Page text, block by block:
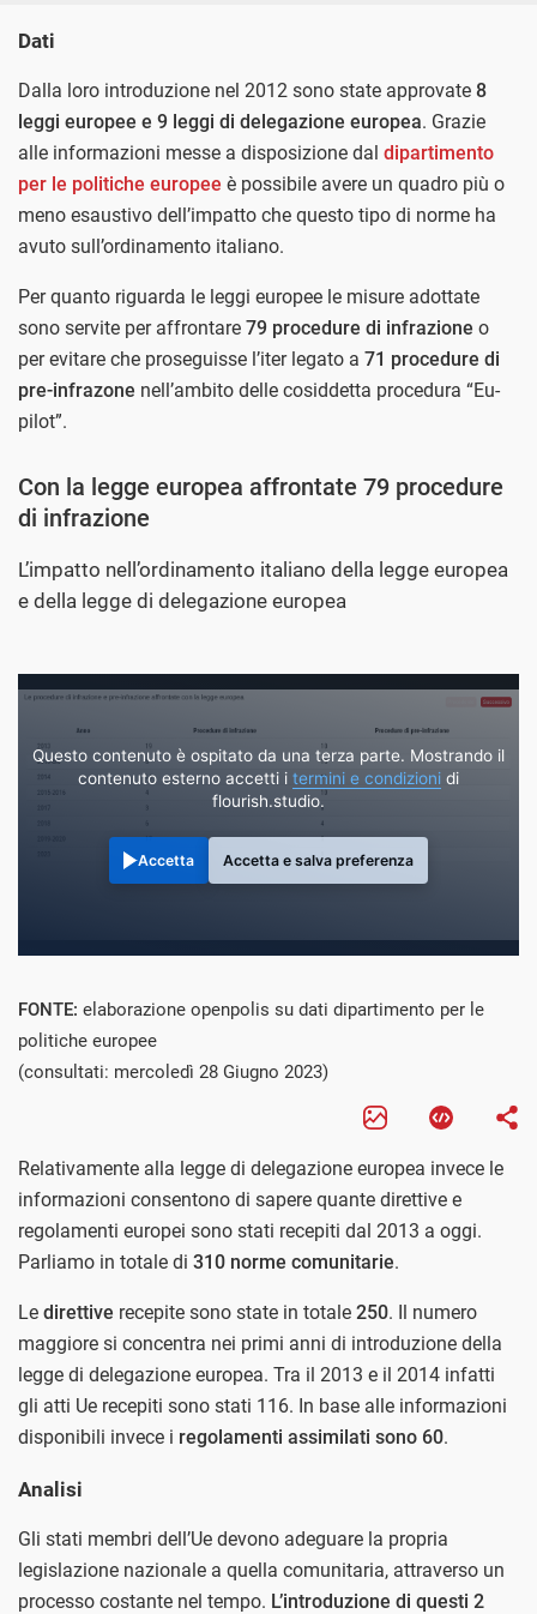
Dati
Dalla loro introduzione nel 2012 sono state approvate 8
leggi europee e 9 leggi di delegazione europea. Grazie
alle informazioni messe a disposizione dal dipartimento
per le politiche europee è possibile avere un quadro più o
meno esaustivo dell’impatto che questo tipo di norme ha
avuto sull’ordinamento italiano.
Per quanto riguarda le leggi europee le misure adottate
sono servite per affrontare 79 procedure di infrazione o
per evitare che proseguisse l’iter legato a 71 procedure di
pre-infrazone nell’ambito delle cosiddetta procedura “Eu-
pilot”.
Con la legge europea affrontate 79 procedure
di infrazione
L’impatto nell’ordinamento italiano della legge europea
e della legge di delegazione europea
Questo contenuto è ospitato da una terza parte. Mostrando il
contenuto esterno accetti i termini e condizioni di
flourish.studio.
Accetta Accetta e salva preferenza
FONTE: elaborazione openpolis su dati dipartimento per le
politiche europee
(consultati: mercoledì 28 Giugno 2023)
Relativamente alla legge di delegazione europea invece le
informazioni consentono di sapere quante direttive e
regolamenti europei sono stati recepiti dal 2013 a oggi.
Parliamo in totale di 310 norme comunitarie.
Le direttive recepite sono state in totale 250. Il numero
maggiore si concentra nei primi anni di introduzione della
legge di delegazione europea. Tra il 2013 e il 2014 infatti
gli atti Ue recepiti sono stati 116. In base alle informazioni
disponibili invece i regolamenti assimilati sono 60.
Analisi
Gli stati membri dell’Ue devono adeguare la propria
legislazione nazionale a quella comunitaria, attraverso un
processo costante nel tempo. L’introduzione di questi 2